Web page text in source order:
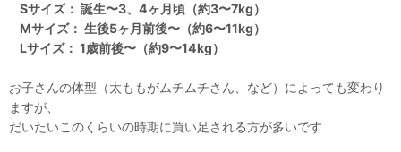
Sサイズ： 誕生〜3、4ヶ月頃（約3〜7kg）
Mサイズ： 生後5ヶ月前後〜（約6〜11kg）
Lサイズ： 1歳前後〜（約9〜14kg）
お子さんの体型（太ももがムチムチさん、など）によっても変わり
ますが、
だいたいこのくらいの時期に買い足される方が多いです